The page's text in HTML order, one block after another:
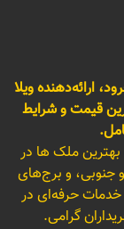
ارائه‌دهنده ویلا
قیمت و شرایط
ملک ها در
جنوبی، و برج‌های
حرفه‌ای در
گرامی.